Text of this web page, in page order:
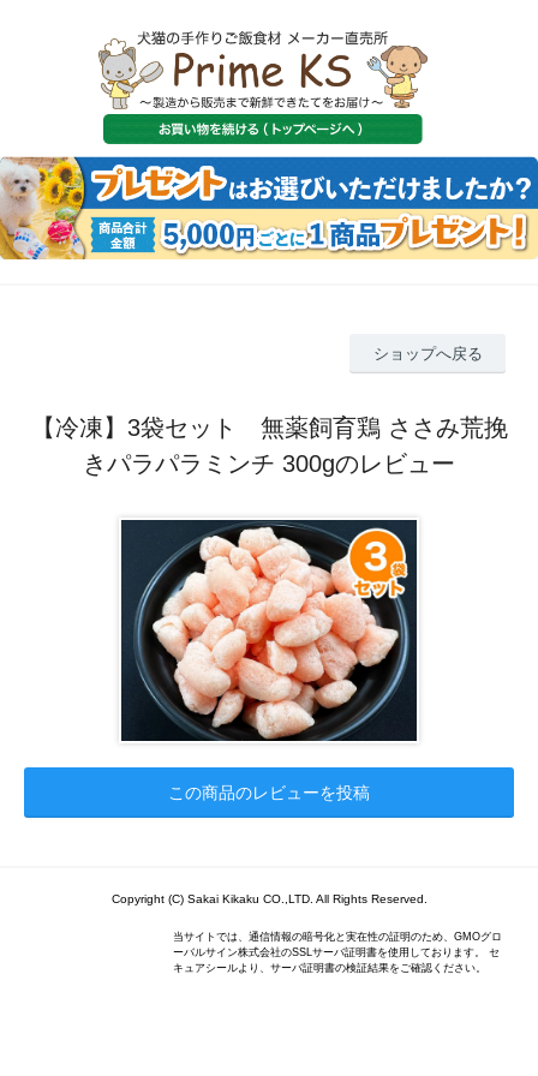
ショップへ戻る
【冷凍】3袋セット 無薬飼育鶏 ささみ荒挽
きパラパラミンチ 300gのレビュー
この商品のレビューを投稿
Copyright (C) Sakai Kikaku CO.,LTD. All Rights Reserved.
当サイトでは、通信情報の暗号化と実在性の証明のため、GMOグロ
ーバルサイン株式会社のSSLサーバ証明書を使用しております。 セ
キュアシールより、サーバ証明書の検証結果をご確認ください。